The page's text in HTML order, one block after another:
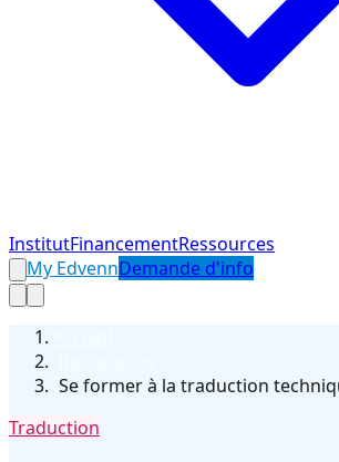
InstitutFinancementRessources
My EdvennDemande d'info
Se former à la traduction
Traduction